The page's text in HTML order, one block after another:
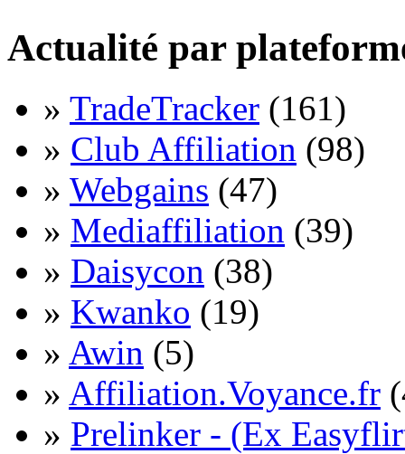
Actualité par
» TradeTracker (161)
» Club Affiliation (98)
» Webgains (47)
» Mediaffiliation (39)
» Daisycon (38)
» Kwanko (19)
» Awin (5)
» Affiliation.Voyance.fr
» Prelinker - (Ex